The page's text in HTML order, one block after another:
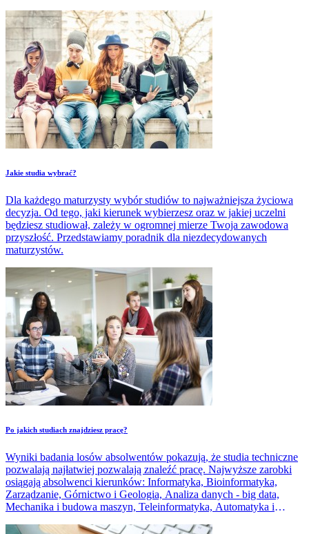
Jakie studia wybrać?
Dla każdego maturzysty wybór studiów to najważniejsza życiowa
decyzja. Od tego, jaki kierunek wybierzesz oraz w jakiej uczelni
będziesz studiował, zależy w ogromnej mierze Twoja zawodowa
przyszłość. Przedstawiamy poradnik dla niezdecydowanych
maturzystów.
Po jakich studiach znajdziesz pracę?
Wyniki badania losów absolwentów pokazują, że studia techniczne
pozwalają najłatwiej pozwalają znaleźć pracę. Najwyższe zarobki
osiągają absolwenci kierunków: Informatyka, Bioinformatyka,
Zarządzanie, Górnictwo i Geologia, Analiza danych - big data,
Mechanika i budowa maszyn, Teleinformatyka, Automatyka i